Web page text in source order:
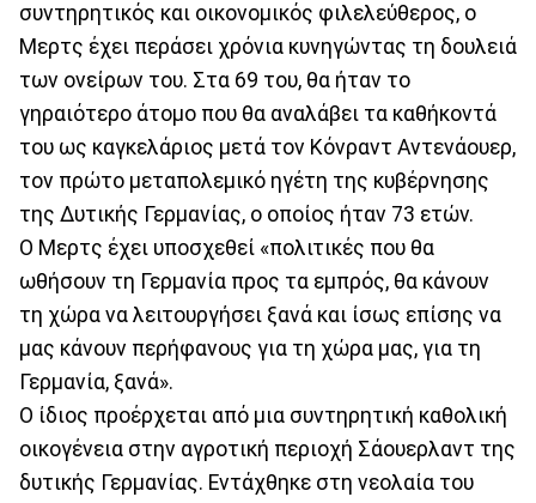
συντηρητικός και οικονομικός φιλελεύθερος, ο
Μερτς έχει περάσει χρόνια κυνηγώντας τη δουλειά
των ονείρων του. Στα 69 του, θα ήταν το
γηραιότερο άτομο που θα αναλάβει τα καθήκοντά
του ως καγκελάριος μετά τον Κόνραντ Αντενάουερ,
τον πρώτο μεταπολεμικό ηγέτη της κυβέρνησης
της Δυτικής Γερμανίας, ο οποίος ήταν 73 ετών.
Ο Μερτς έχει υποσχεθεί «πολιτικές που θα
ωθήσουν τη Γερμανία προς τα εμπρός, θα κάνουν
τη χώρα να λειτουργήσει ξανά και ίσως επίσης να
μας κάνουν περήφανους για τη χώρα μας, για τη
Γερμανία, ξανά».
Ο ίδιος προέρχεται από μια συντηρητική καθολική
οικογένεια στην αγροτική περιοχή Σάουερλαντ της
δυτικής Γερμανίας. Εντάχθηκε στη νεολαία του